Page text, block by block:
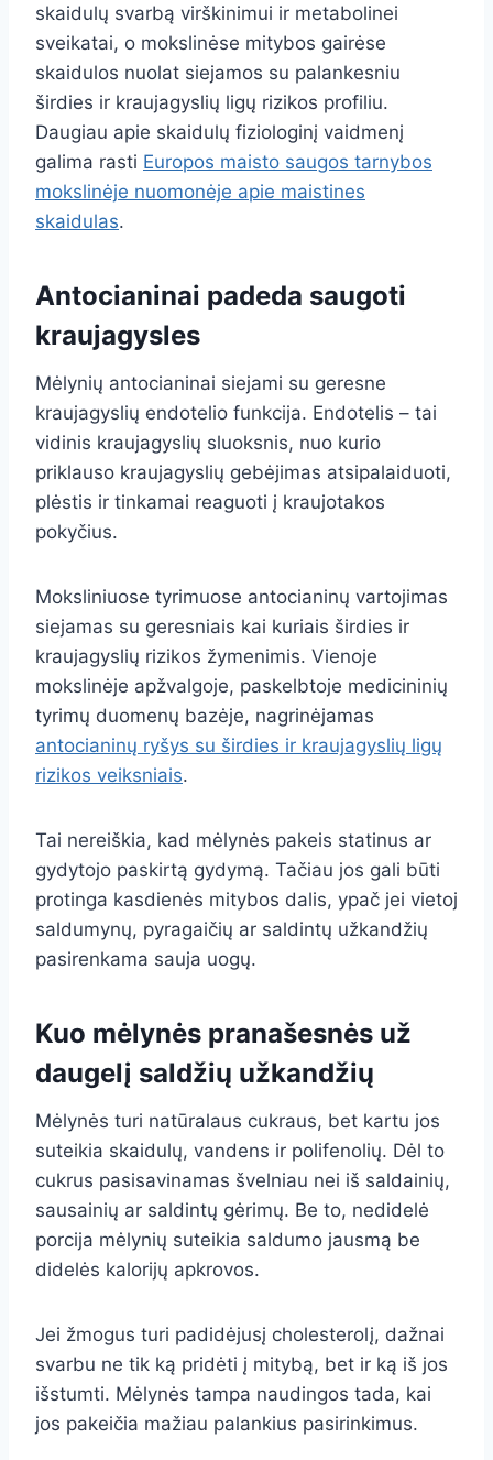
skaidulų svarbą virškinimui ir metabolinei
sveikatai, o mokslinėse mitybos gairėse
skaidulos nuolat siejamos su palankesniu
širdies ir kraujagyslių ligų rizikos profiliu.
Daugiau apie skaidulų fiziologinį vaidmenį
galima rasti Europos maisto saugos tarnybos
mokslinėje nuomonėje apie maistines
skaidulas.
Antocianinai padeda saugoti
kraujagysles
Mėlynių antocianinai siejami su geresne
kraujagyslių endotelio funkcija. Endotelis – tai
vidinis kraujagyslių sluoksnis, nuo kurio
priklauso kraujagyslių gebėjimas atsipalaiduoti,
plėstis ir tinkamai reaguoti į kraujotakos
pokyčius.
Moksliniuose tyrimuose antocianinų vartojimas
siejamas su geresniais kai kuriais širdies ir
kraujagyslių rizikos žymenimis. Vienoje
mokslinėje apžvalgoje, paskelbtoje medicininių
tyrimų duomenų bazėje, nagrinėjamas
antocianinų ryšys su širdies ir kraujagyslių ligų
rizikos veiksniais.
Tai nereiškia, kad mėlynės pakeis statinus ar
gydytojo paskirtą gydymą. Tačiau jos gali būti
protinga kasdienės mitybos dalis, ypač jei vietoj
saldumynų, pyragaičių ar saldintų užkandžių
pasirenkama sauja uogų.
Kuo mėlynės pranašesnės už
daugelį saldžių užkandžių
Mėlynės turi natūralaus cukraus, bet kartu jos
suteikia skaidulų, vandens ir polifenolių. Dėl to
cukrus pasisavinamas švelniau nei iš saldainių,
sausainių ar saldintų gėrimų. Be to, nedidelė
porcija mėlynių suteikia saldumo jausmą be
didelės kalorijų apkrovos.
Jei žmogus turi padidėjusį cholesterolį, dažnai
svarbu ne tik ką pridėti į mitybą, bet ir ką iš jos
išstumti. Mėlynės tampa naudingos tada, kai
jos pakeičia mažiau palankius pasirinkimus.